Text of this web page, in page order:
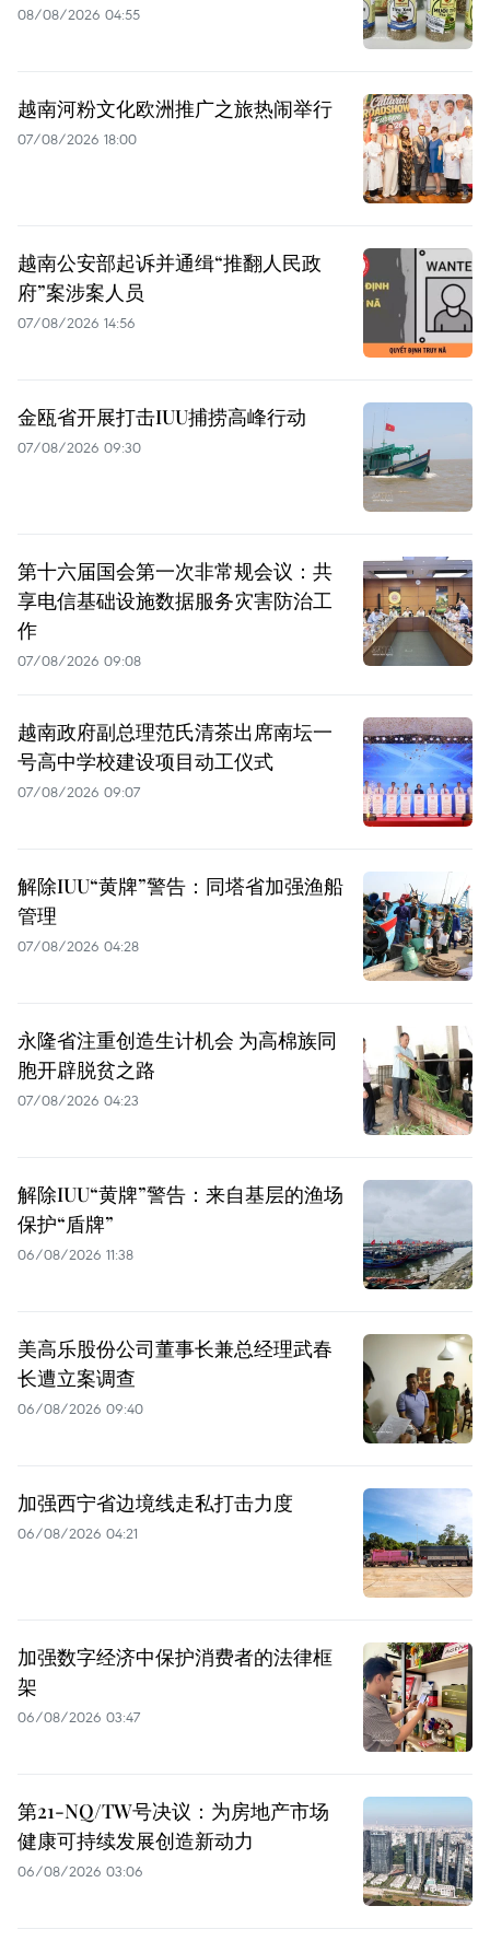
08/08/2026 04:55
越南河粉文化欧洲推广之旅热闹举行
07/08/2026 18:00
越南公安部起诉并通缉“推翻人民政
府”案涉案人员
07/08/2026 14:56
金瓯省开展打击IUU捕捞高峰行动
07/08/2026 09:30
第十六届国会第一次非常规会议：共
享电信基础设施数据服务灾害防治工
作
07/08/2026 09:08
越南政府副总理范氏清茶出席南坛一
号高中学校建设项目动工仪式
07/08/2026 09:07
解除IUU“黄牌”警告：同塔省加强渔船
管理
07/08/2026 04:28
永隆省注重创造生计机会 为高棉族同
胞开辟脱贫之路
07/08/2026 04:23
解除IUU“黄牌”警告：来自基层的渔场
保护“盾牌”
06/08/2026 11:38
美高乐股份公司董事长兼总经理武春
长遭立案调查
06/08/2026 09:40
加强西宁省边境线走私打击力度
06/08/2026 04:21
加强数字经济中保护消费者的法律框
架
06/08/2026 03:47
第21-NQ/TW号决议：为房地产市场
健康可持续发展创造新动力
06/08/2026 03:06